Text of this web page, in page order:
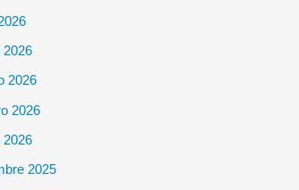
2026
2026
2026
2026
2025